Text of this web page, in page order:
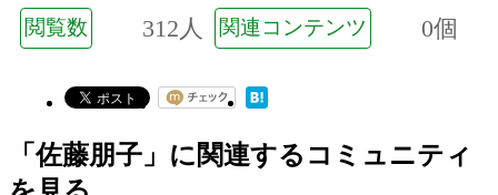
閲覧数 312人 関連コンテンツ 0個
「佐藤朋子」に関連するコミュニティ